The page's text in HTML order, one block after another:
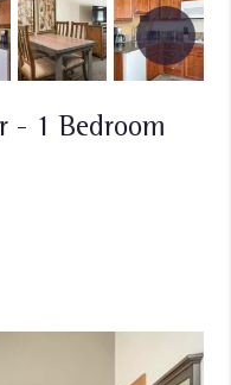
- 1 Bedroom